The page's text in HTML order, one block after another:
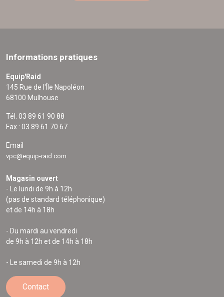
Informations pratiques
Equip'Raid
145 Rue de l'Île Napoléon
68100 Mulhouse
Tél. 03 89 61 90 88
Fax : 03 89 61 70 67
Email
vpc@equip-raid.com
Magasin ouvert
- Le lundi de 9h à 12h
(pas de standard téléphonique)
et de 14h à 18h
- Du mardi au vendredi
de 9h à 12h et de 14h à 18h
- Le samedi de 9h à 12h
Contact